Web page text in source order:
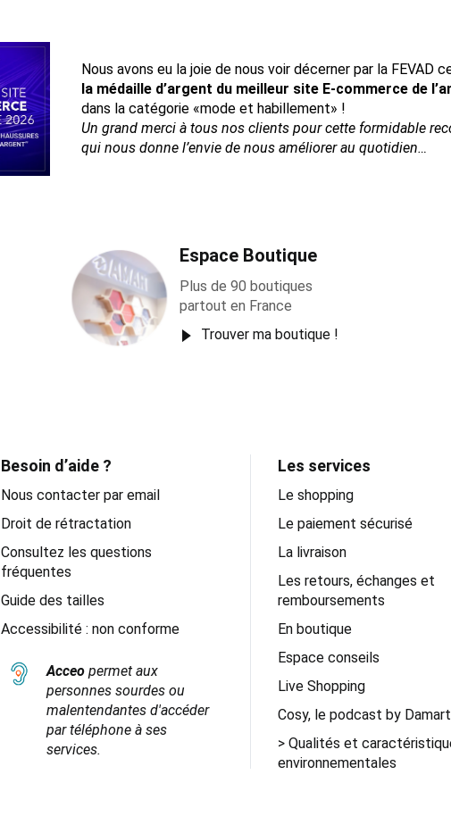
Nous avons eu la joie de nous voir décerner par la FEVAD
la médaille d’argent du meilleur site E-commerce de
dans la catégorie «mode et habillement» !
Un grand merci à tous nos clients pour cette formidable
qui nous donne l’envie de nous améliorer au quotidien…
Espace Boutique
Plus de 90 boutiques
partout en France
Trouver ma boutique !
Besoin d’aide ?
Nous contacter par email
Droit de rétractation
Consultez les questions
fréquentes
Guide des tailles
Accessibilité : non conforme
Acceo permet aux
personnessourdes ou
malentendantesd'accéder
par téléphone à ses
services.
Les services
Le shopping
Le paiement sécurisé
La livraison
Les retours, échanges et
remboursements
En boutique
Espace conseils
Live Shopping
Cosy, le podcast by Damart
Qualités et
environnementales